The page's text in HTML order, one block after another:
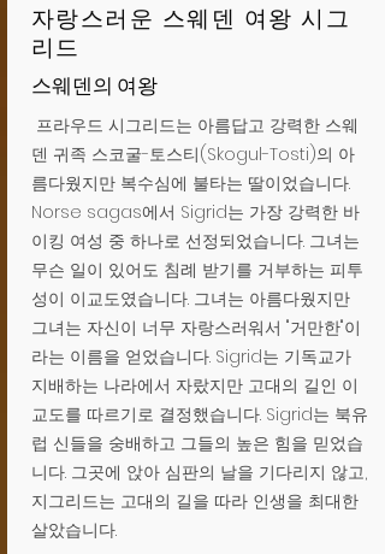
자랑스러운 스웨덴 여왕 시그
리드
스웨덴의 여왕
프라우드 시그리드는 아름답고 강력한 스웨
덴 귀족 스코굴-토스티(Skogul-Tosti)의 아
름다웠지만 복수심에 불타는 딸이었습니다.
Norse sagas에서 Sigrid는 가장 강력한 바
이킹 여성 중 하나로 선정되었습니다. 그녀는
무슨 일이 있어도 침례 받기를 거부하는 피투
성이 이교도였습니다. 그녀는 아름다웠지만
그녀는 자신이 너무 자랑스러워서 "거만한"이
라는 이름을 얻었습니다. Sigrid는 기독교가
지배하는 나라에서 자랐지만 고대의 길인 이
교도를 따르기로 결정했습니다. Sigrid는 북유
럽 신들을 숭배하고 그들의 높은 힘을 믿었습
니다. 그곳에 앉아 심판의 날을 기다리지 않고,
지그리드는 고대의 길을 따라 인생을 최대한
살았습니다.